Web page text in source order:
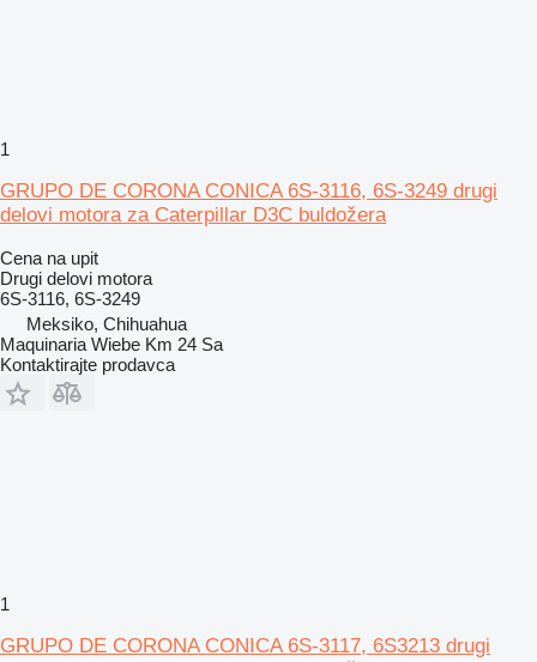
1
GRUPO DE CORONA CONICA 6S-3116, 6S-3249 drugi
delovi motora za Caterpillar D3C buldožera
Cena na upit
Drugi delovi motora
6S-3116, 6S-3249
Meksiko, Chihuahua
Maquinaria Wiebe Km 24 Sa
Kontaktirajte prodavca
1
GRUPO DE CORONA CONICA 6S-3117, 6S3213 drugi